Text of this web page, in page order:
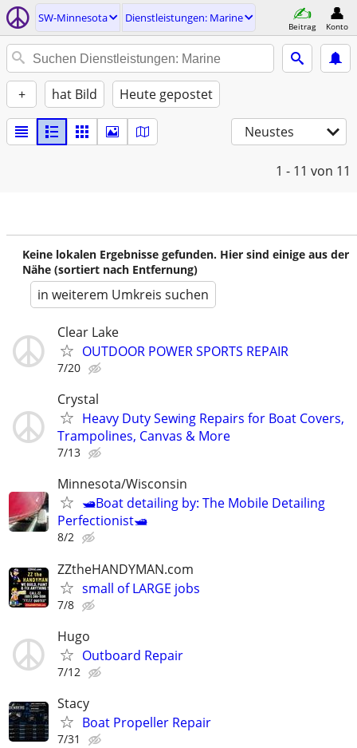
SW-Minnesota Dienstleistungen: Marine
Beitrag Konto
+ hat Bild Heute gepostet
Neustes
1 - 11 von 11
Keine lokalen Ergebnisse gefunden. Hier sind einige aus der
Nähe (sortiert nach Entfernung)
in weiterem Umkreis suchen
Clear Lake
OUTDOOR POWER SPORTS REPAIR
7/20
Crystal
Heavy Duty Sewing Repairs for Boat Covers,
Trampolines, Canvas & More
7/13
Minnesota/Wisconsin
🛥Boat detailing by: The Mobile Detailing
Perfectionist🛥
8/2
ZZtheHANDYMAN.com
small of LARGE jobs
7/8
Hugo
Outboard Repair
7/12
Stacy
Boat Propeller Repair
7/31